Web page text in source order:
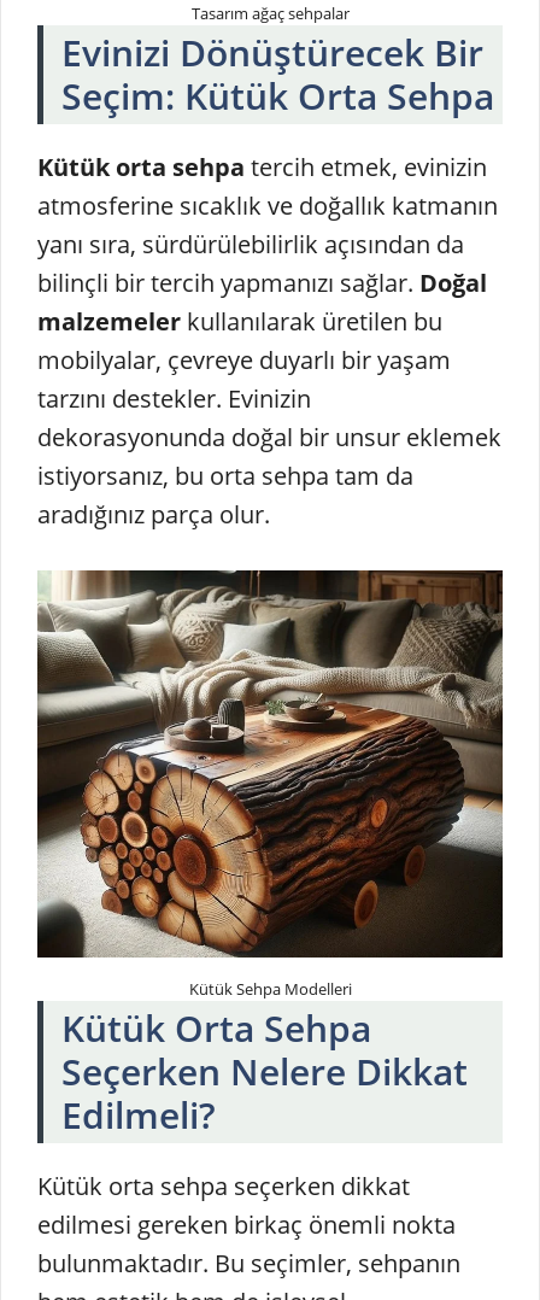
Tasarım ağaç sehpalar
Evinizi Dönüştürecek Bir
Seçim: Kütük Orta Sehpa
Kütük orta sehpa tercih etmek, evinizin
atmosferine sıcaklık ve doğallık katmanın
yanı sıra, sürdürülebilirlik açısından da
bilinçli bir tercih yapmanızı sağlar. Doğal
malzemeler kullanılarak üretilen bu
mobilyalar, çevreye duyarlı bir yaşam
tarzını destekler. Evinizin
dekorasyonunda doğal bir unsur eklemek
istiyorsanız, bu orta sehpa tam da
aradığınız parça olur.
Kütük Sehpa Modelleri
Kütük Orta Sehpa
Seçerken Nelere Dikkat
Edilmeli?
Kütük orta sehpa seçerken dikkat
edilmesi gereken birkaç önemli nokta
bulunmaktadır. Bu seçimler, sehpanın